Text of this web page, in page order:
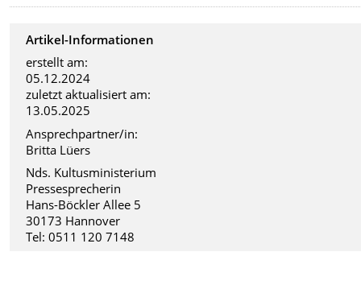
Artikel-Informationen
erstellt am:
05.12.2024
zuletzt aktualisiert am:
13.05.2025
Ansprechpartner/in:
Britta Lüers
Nds. Kultusministerium
Pressesprecherin
Hans-Böckler Allee 5
30173 Hannover
Tel: 0511 120 7148